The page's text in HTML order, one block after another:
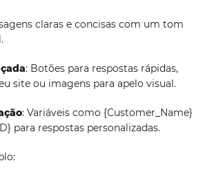
claras e concisas com um tom
: Botões para respostas rápidas,
site ou imagens para apelo visual.
: Variáveis ​​como {Customer_Name}
para respostas personalizadas.